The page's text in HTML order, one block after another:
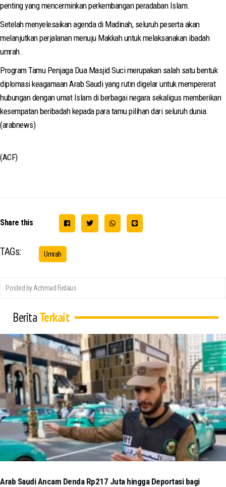
penting yang mencerminkan perkembangan peradaban Islam.
Setelah menyelesaikan agenda di Madinah, seluruh peserta akan
melanjutkan perjalanan menuju Makkah untuk melaksanakan ibadah
umrah.
Program Tamu Penjaga Dua Masjid Suci merupakan salah satu bentuk
diplomasi keagamaan Arab Saudi yang rutin digelar untuk mempererat
hubungan dengan umat Islam di berbagai negara sekaligus memberikan
kesempatan beribadah kepada para tamu pilihan dari seluruh dunia.
(arabnews)
(ACF)
Share this
TAGs: Umrah
Posted by Achmad Firdaus
BeritaTerkait
Arab Saudi Ancam Denda Rp217 Juta hingga Deportasi bagi